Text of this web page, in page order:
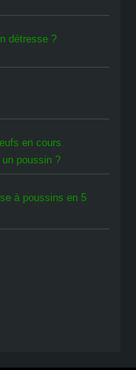
détresse ?
en cours
poussin ?
à poussins en 5